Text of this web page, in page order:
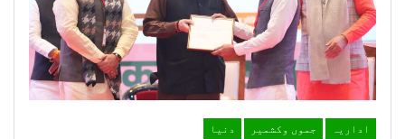
اداریہ جموں وکشمیر دنیا